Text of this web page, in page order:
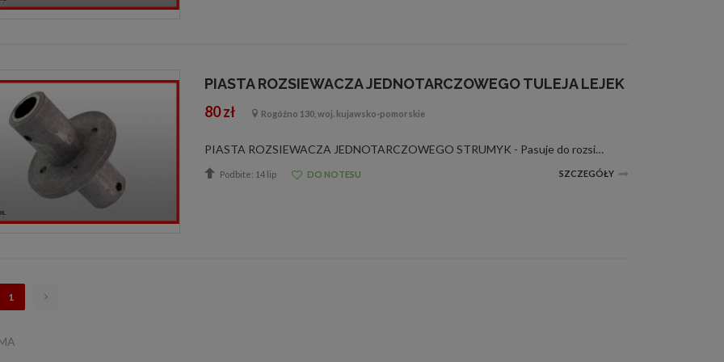
PIASTA ROZSIEWACZA JEDNOTARCZOWEGO TULEJA LEJEK
80 zł Rogóźno 130, woj. kujawsko-pomorskie
PIASTA ROZSIEWACZA JEDNOTARCZOWEGO STRUMYK - Pasuje do rozsiewacza lejka : Strumyk - Produkt : Polski - Stan : Nowy - Numer kat . STR000248 WYMIARY PODANE NA ZDJĘCIU WYSYŁKA KURIERSKA POBRANIOWA 35 ZŁ
Podbite: 14 lip DO NOTESU SZCZEGÓŁY
1